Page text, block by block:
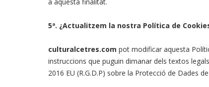
5ª. ¿Actualitzem la nostra Política de
culturalcetres.com pot modificar aquesta
instruccions que puguin dimanar dels textos
2016 EU (R.G.D.P) sobre la Protecció de Dades